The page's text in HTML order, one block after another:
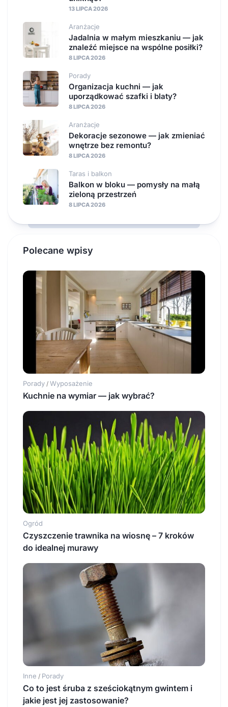
13 LIPCA 2026
Aranżacje
Jadalnia w małym mieszkaniu — jak
znaleźć miejsce na wspólne posiłki?
8 LIPCA 2026
Porady
Organizacja kuchni — jak
uporządkować szafki i blaty?
8 LIPCA 2026
Aranżacje
Dekoracje sezonowe — jak zmieniać
wnętrze bez remontu?
8 LIPCA 2026
Taras i balkon
Balkon w bloku — pomysły na małą
zieloną przestrzeń
8 LIPCA 2026
Polecane wpisy
Porady / Wyposażenie
Kuchnie na wymiar — jak wybrać?
Ogród
Czyszczenie trawnika na wiosnę – 7 kroków
do idealnej murawy
Inne / Porady
Co to jest śruba z sześciokątnym gwintem i
jakie jest jej zastosowanie?